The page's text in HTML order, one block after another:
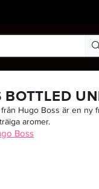
BOTTLED
Hugo Boss är en ny
aromer.
Boss